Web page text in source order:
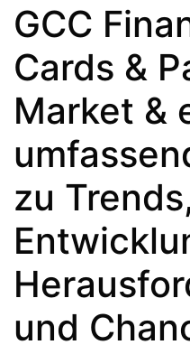
GCC
Cards &
Market &
zu
und